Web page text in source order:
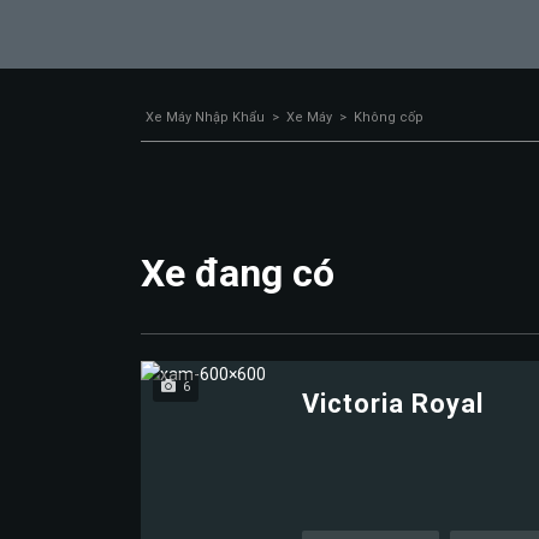
Xe Máy Nhập Khẩu > Xe Máy > Không cốp
Xe đang có
6
Victoria Royal